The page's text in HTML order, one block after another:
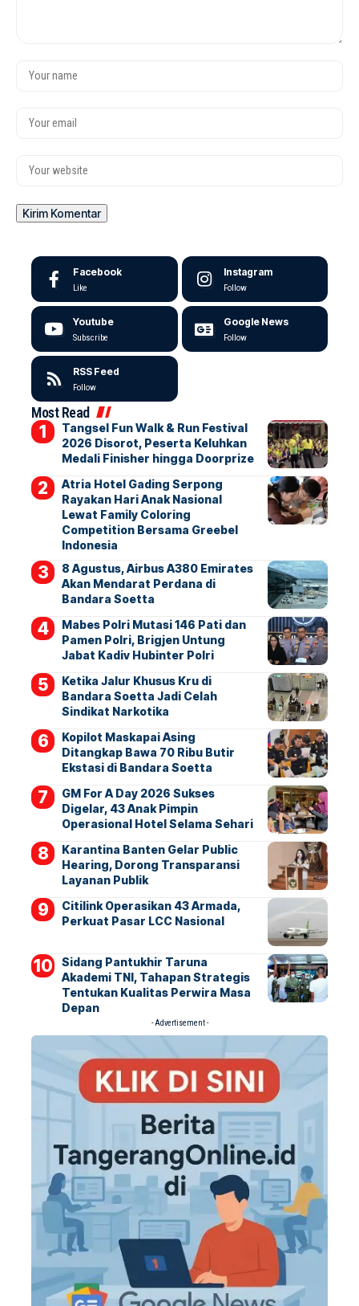
Facebook
Like
Instagram
Follow
Youtube
Subscribe
Google News
Follow
RSS Feed
Follow
Most Read
Tangsel Fun Walk & Run Festival
2026 Disorot, Peserta Keluhkan
Medali Finisher hingga Doorprize
Atria Hotel Gading Serpong
Rayakan Hari Anak Nasional
Lewat Family Coloring
Competition Bersama Greebel
Indonesia
8 Agustus, Airbus A380 Emirates
Akan Mendarat Perdana di
Bandara Soetta
Mabes Polri Mutasi 146 Pati dan
Pamen Polri, Brigjen Untung
Jabat Kadiv Hubinter Polri
Ketika Jalur Khusus Kru di
Bandara Soetta Jadi Celah
Sindikat Narkotika
Kopilot Maskapai Asing
Ditangkap Bawa 70 Ribu Butir
Ekstasi di Bandara Soetta
GM For A Day 2026 Sukses
Digelar, 43 Anak Pimpin
Operasional Hotel Selama Sehari
Karantina Banten Gelar Public
Hearing, Dorong Transparansi
Layanan Publik
Citilink Operasikan 43 Armada,
Perkuat Pasar LCC Nasional
Sidang Pantukhir Taruna
Akademi TNI, Tahapan Strategis
Tentukan Kualitas Perwira Masa
Depan
- Advertisement -